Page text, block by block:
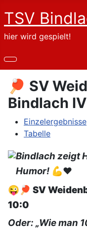
TSV
hier wird gespielt!
🏓 SV
Bindlach
Einzelergebnisse
Tabelle
Bindlach zeigt
Humor! 💪❤️
😜🏓 SV
10:0
Oder: „Wie man